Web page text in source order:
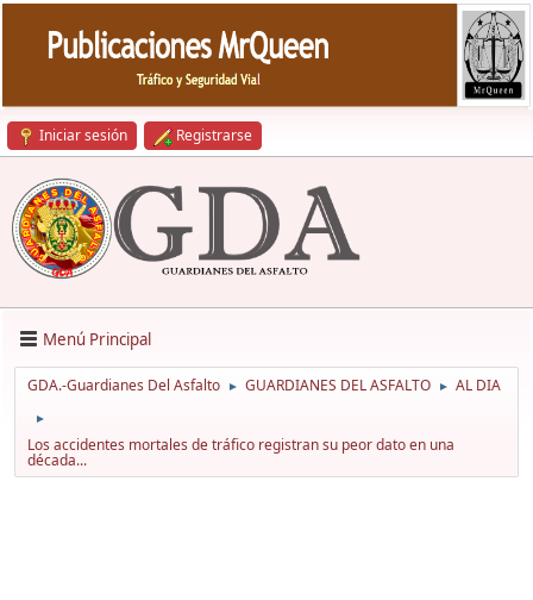
Iniciar sesión Registrarse
Menú Principal
GDA.-Guardianes Del Asfalto ► GUARDIANES DEL ASFALTO ► AL DIA
►
Los accidentes mortales de tráfico registran su peor dato en una
década...